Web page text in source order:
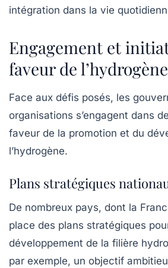
intégration dans la vie
Engagement et
faveur de l’hydrogène
Face aux défis posés, les
organisations s’engagent dans
faveur de la promotion et du
l’hydrogène.
Plans stratégiques
De nombreux pays, dont la
place des plans stratégiques
développement de la filière
par exemple, un objectif